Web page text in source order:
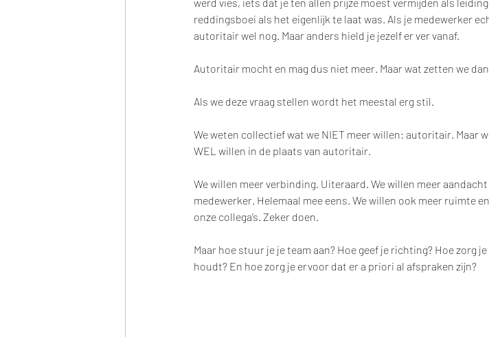
reddingsboei als het eigenlijk te laat was. Als je medewerker
autoritair wel nog. Maar anders hield je jezelf er ver vanaf.
Autoritair mocht en mag dus niet meer. Maar wat zetten we
Als we deze vraag stellen wordt het meestal erg stil.
We weten collectief wat we NIET meer willen: autoritair. Maar
WEL willen in de plaats van autoritair.
We willen meer verbinding. Uiteraard. We willen meer
medewerker. Helemaal mee eens. We willen ook meer ruimte
onze collega’s. Zeker doen.
Maar hoe stuur je je team aan? Hoe geef je richting? Hoe zorg
houdt? En hoe zorg je ervoor dat er a priori al afspraken zijn?